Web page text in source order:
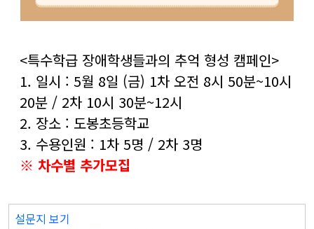
<특수학급 장애학생들과의 추억 형성 캠페인>
1. 일시 : 5월 8일 (금) 1차 오전 8시 50분~10시
20분 / 2차 10시 30분~12시
2. 장소 : 도봉초등학교
3. 수용인원 : 1차 5명 / 2차 3명
※ 차수별 추가모집
설문지 보기